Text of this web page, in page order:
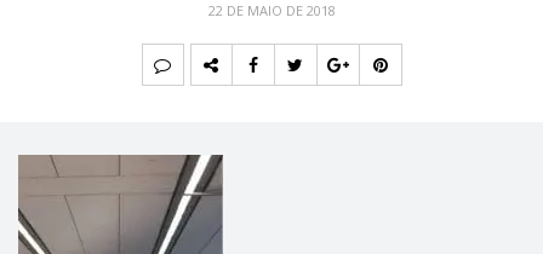
22 DE MAIO DE 2018